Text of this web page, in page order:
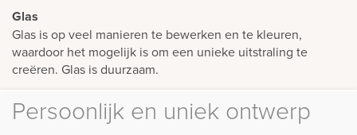
Glas
Glas is op veel manieren te bewerken en te kleuren,
waardoor het mogelijk is om een unieke uitstraling te
creëren. Glas is duurzaam.
Persoonlijk en uniek ontwerp